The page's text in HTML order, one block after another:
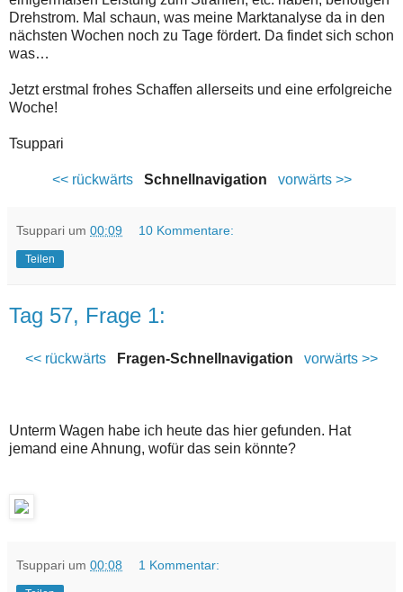
Drehstrom. Mal schaun, was meine Marktanalyse da in den
nächsten Wochen noch zu Tage fördert. Da findet sich schon
was…
Jetzt erstmal frohes Schaffen allerseits und eine erfolgreiche
Woche!
Tsuppari
<< rückwärtsSchnellnavigation vorwärts >>
Tsuppari um 00:09 10 Kommentare:
Teilen
Tag 57, Frage 1:
<< rückwärts Fragen-Schnellnavigation vorwärts >>
Unterm Wagen habe ich heute das hier gefunden. Hat
jemand eine Ahnung, wofür das sein könnte?
Tsuppari um 00:08 1 Kommentar: